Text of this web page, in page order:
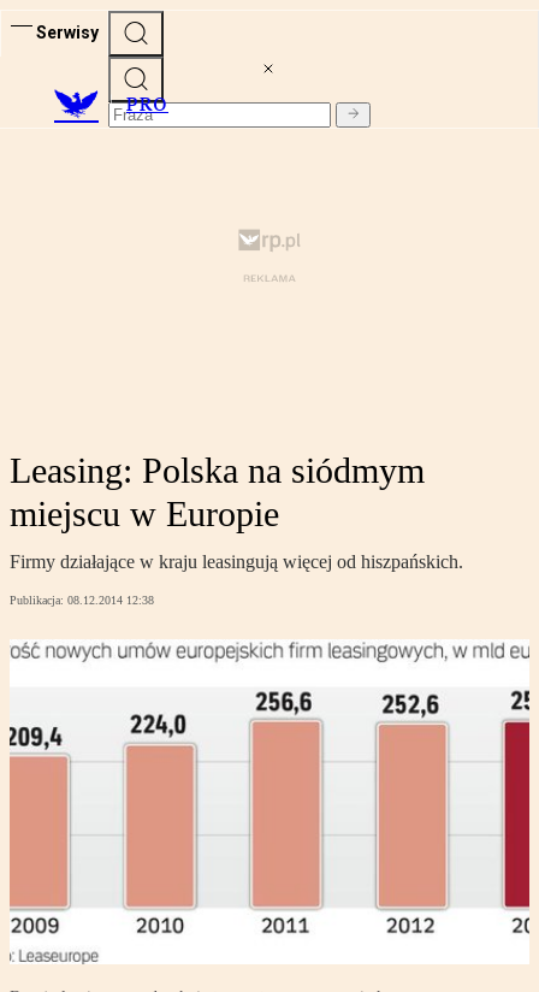
Serwisy
PRO
Leasing: Polska na siódmym
miejscu w Europie
Firmy działające w kraju leasingują więcej od hiszpańskich.
Publikacja: 08.12.2014 12:38